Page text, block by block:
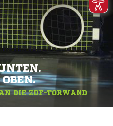
DIE ZDF-TORWAND